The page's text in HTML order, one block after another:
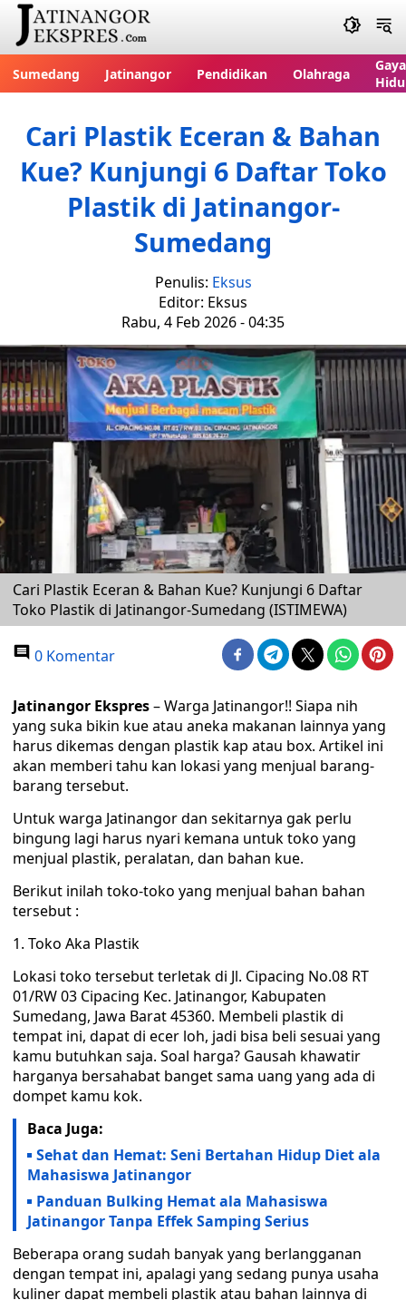
Sumedang Jatinangor Pendidikan Olahraga
Gaya
Cari Plastik Eceran & Bahan
Kue? Kunjungi 6 Daftar Toko
Plastik di Jatinangor-
Sumedang
Penulis: Eksus
Editor: Eksus
Rabu, 4 Feb 2026 - 04:35
Cari Plastik Eceran & Bahan Kue? Kunjungi 6 Daftar
Toko Plastik di Jatinangor-Sumedang (ISTIMEWA)
0 Komentar
Jatinangor Ekspres– Warga Jatinangor!! Siapa nih
yang suka bikin kue atau aneka makanan lainnya yang
harus dikemas dengan plastik kap atau box. Artikel ini
akan memberi tahu kan lokasi yang menjual barang-
barang tersebut.
Untuk warga Jatinangor dan sekitarnya gak perlu
bingung lagi harus nyari kemana untuk toko yang
menjual plastik, peralatan, dan bahan kue.
Berikut inilah toko-toko yang menjual bahan bahan
tersebut :
1. Toko Aka Plastik
Lokasi toko tersebut terletak di Jl. Cipacing No.08 RT
01/RW 03 Cipacing Kec. Jatinangor, Kabupaten
Sumedang, Jawa Barat 45360. Membeli plastik di
tempat ini, dapat di ecer loh, jadi bisa beli sesuai yang
kamu butuhkan saja. Soal harga? Gausah khawatir
harganya bersahabat banget sama uang yang ada di
dompet kamu kok.
Baca Juga:
Sehat dan Hemat: Seni Bertahan Hidup Diet ala
Mahasiswa Jatinangor
Panduan Bulking Hemat ala Mahasiswa
Jatinangor Tanpa Effek Samping Serius
Beberapa orang sudah banyak yang berlangganan
dengan tempat ini, apalagi yang sedang punya usaha
kuliner dapat membeli plastik atau bahan lainnya di